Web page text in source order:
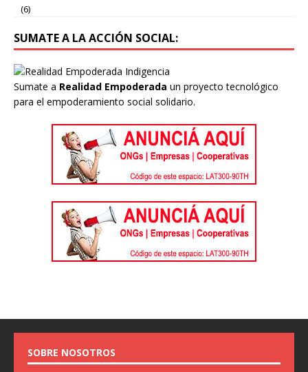
(6)
SUMATE A LA ACCIÓN SOCIAL:
Sumate a Realidad Empoderada un proyecto tecnológico
para el empoderamiento social solidario.
SOBRE NOSOTROS